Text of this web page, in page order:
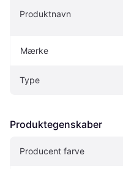
Produktnavn
Mærke
Type
Produktegenskaber
Producent farve